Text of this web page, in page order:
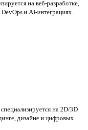
на веб-разработке,
и AI-интеграциях.
на 2D/3D
дизайне и цифровых